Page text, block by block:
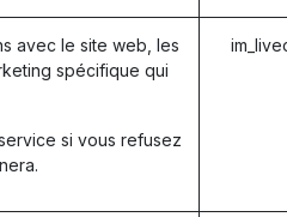
avec le site web, les
spécifique qui
si vous refusez